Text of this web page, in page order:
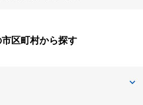
区町村から探す